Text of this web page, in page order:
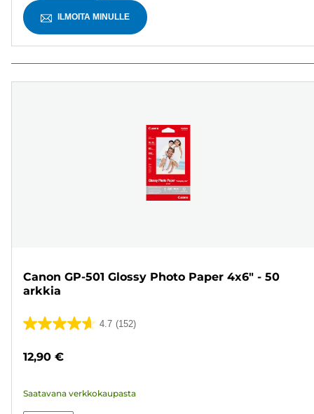
ILMOITA MINULLE
Canon GP-501 Glossy Photo Paper 4x6" - 50
arkkia
4.7 (152)
4.7/5
152
12,90 €
Saatavana verkkokaupasta